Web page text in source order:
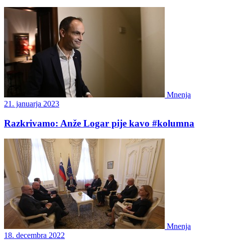
Mnenja
21. januarja 2023
Razkrivamo: Anže Logar pije kavo #kolumna
Mnenja
18. decembra 2022